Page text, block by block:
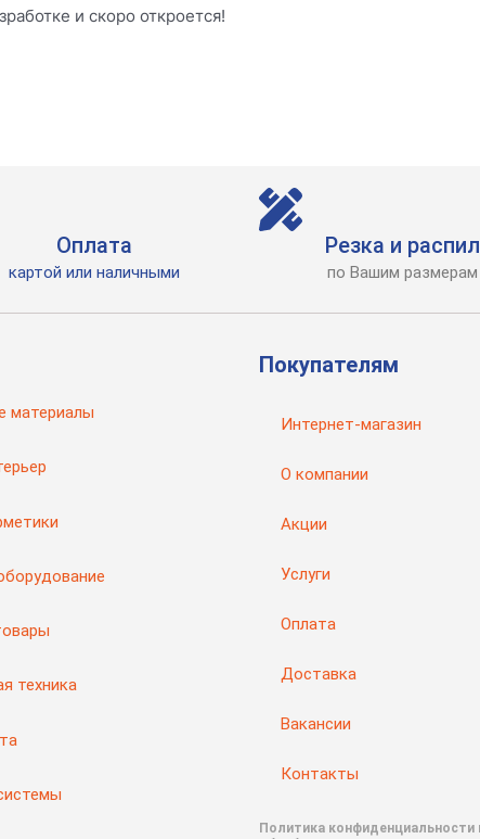
и скоро откроется!
Оплата
картой или наличными
Резка и распил
по Вашим размерам
материалы
техника
Покупателям
Интернет-магазин
О компании
Акции
Услуги
Оплата
Доставка
Вакансии
Контакты
Политика конфиденциальности